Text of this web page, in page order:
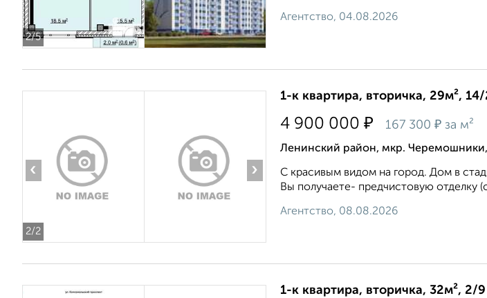
2/5
Агентство, 04.08.2026
2/2
‹ ›
1-к квартира, вторичка, 29м²,
4 900 000 ₽ 167 300 ₽ за м²
Ленинский район, мкр.
С красивым видом на город. Дом в
Вы получаете- предчистовую отделку
Агентство, 08.08.2026
1-к квартира, вторичка, 32м², 2/